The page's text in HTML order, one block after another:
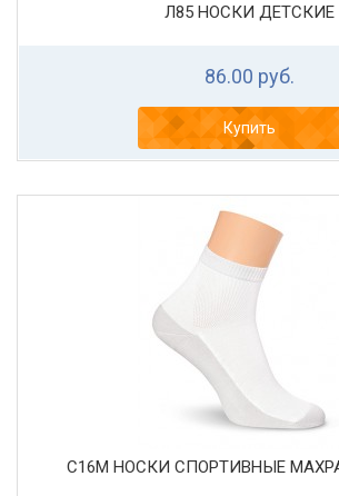
Л85 НОСКИ ДЕТСКИЕ
86.00 руб.
Купить
С16М НОСКИ СПОРТИВНЫЕ